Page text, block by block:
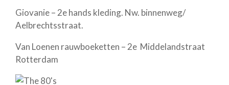
Giovanie – 2e hands kleding. Nw. binnenweg/
Aelbrechtsstraat.
Van Loenen rauwboeketten – 2e Middelandstraat
Rotterdam